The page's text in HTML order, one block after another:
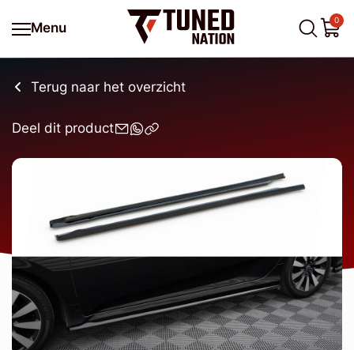
Menu
0
Terug naar het overzicht
Deel dit product